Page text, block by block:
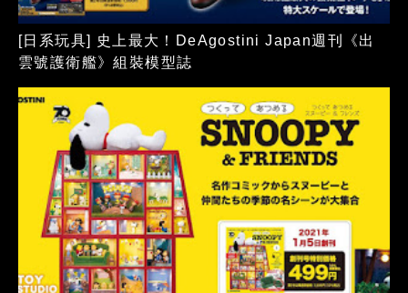
[日系玩具] 史上最大！DeAgostini Japan週刊《出
雲號護衛艦》組裝模型誌